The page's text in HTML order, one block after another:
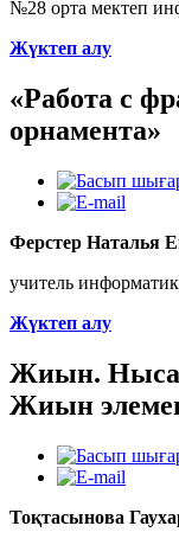
№28 орта мектеп
Жүктеп алу
«Работа с
орнамента»
Ферстер Наталья
учитель
Жүктеп алу
Жиын.
Жиын
Тоқтасынова